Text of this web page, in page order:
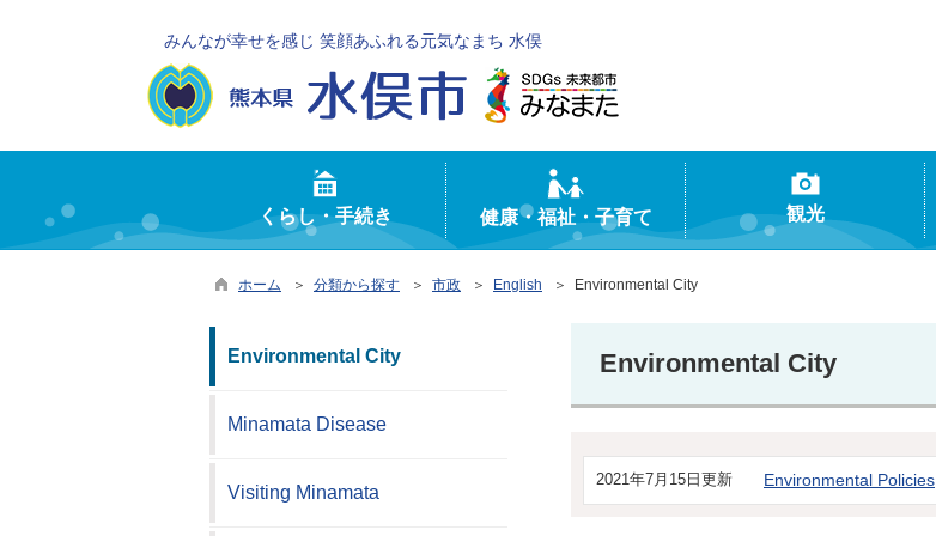
みんなが幸せを感じ 笑顔あふれる元気なまち 水俣
くらし・手続き 健康・福祉・子育て 観光
ホーム ＞ 分類から探す ＞ 市政 ＞ English ＞ Environmental City
Environmental City
2021年7月15日更新 Environmental Policies
Environmental City
Minamata Disease
Visiting Minamata